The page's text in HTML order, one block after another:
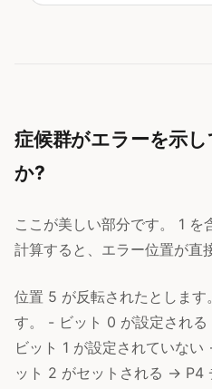
症候群がエラーを示
か?
ここが美しい部分です。 1 を
計算すると、エラー位置が直
位置 5 が反転されたとしま
す。 - ビット 0 が設定され
ビット 1 が設定されていな
ット 2 がセットされる → P4